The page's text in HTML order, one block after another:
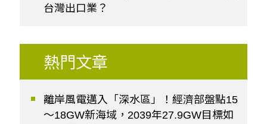
台灣出口業？
熱門文章
離岸風電邁入「深水區」！經濟部盤點15
～18GW新海域，2039年27.9GW目標如